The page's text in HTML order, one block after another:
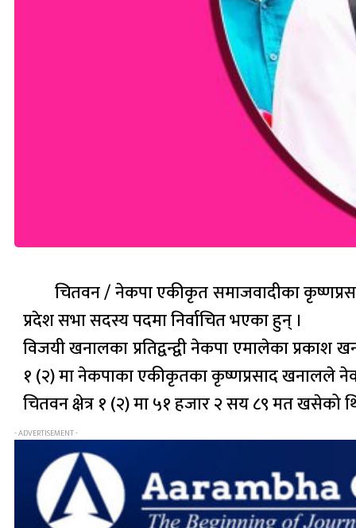
चितवन / नेकपा एकीकृत समाजवादीका
प्रदेश सभा सदस्य पदमा निर्वाचित भएका हुन् ।
विजयी खनालका प्रतिद्वन्द्वी नेकपा एमालेका
१ (२) मा नेकपाका एकीकृतका कृष्णप्रसाद खनालले
चितवन क्षेत्र १ (२) मा ५१ हजार २ सय ८९ मत खसेको
- ADVERTISEMENT -